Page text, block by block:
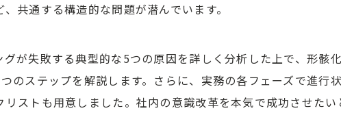
共通する構造的な問題が潜んでいます。
が失敗する典型的な5つの原因を詳しく分析した上で、形骸化
のステップを解説します。さらに、実務の各フェーズで進行状
ストも用意しました。社内の意識改革を本気で成功させたい